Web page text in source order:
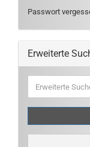
Passwort
Erweiterte
Suche